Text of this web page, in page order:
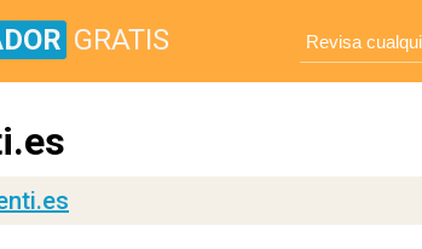
GRATIS